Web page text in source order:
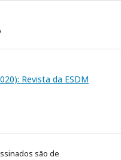
Revista da ESDM
são de